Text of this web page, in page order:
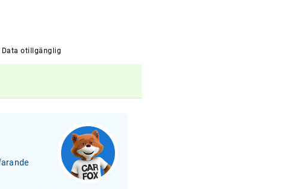
Data otillgänglig